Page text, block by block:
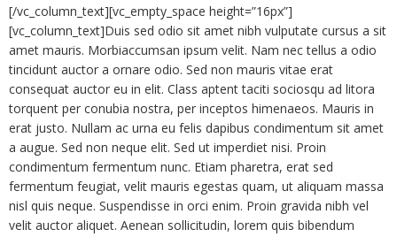
[/vc_column_text][vc_empty_space height=”16px”]
[vc_column_text]Duis sed odio sit amet nibh vulputate cursus a sit
amet mauris. Morbiaccumsan ipsum velit. Nam nec tellus a odio
tincidunt auctor a ornare odio. Sed non mauris vitae erat
consequat auctor eu in elit. Class aptent taciti sociosqu ad litora
torquent per conubia nostra, per inceptos himenaeos. Mauris in
erat justo. Nullam ac urna eu felis dapibus condimentum sit amet
a augue. Sed non neque elit. Sed ut imperdiet nisi. Proin
condimentum fermentum nunc. Etiam pharetra, erat sed
fermentum feugiat, velit mauris egestas quam, ut aliquam massa
nisl quis neque. Suspendisse in orci enim. Proin gravida nibh vel
velit auctor aliquet. Aenean sollicitudin, lorem quis bibendum